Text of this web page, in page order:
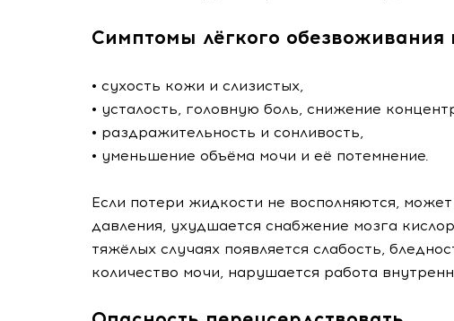
Симптомы лёгкого обезвоживания
• сухость кожи и слизистых,
• усталость, головную боль, снижение
• раздражительность и сонливость,
• уменьшение объёма мочи и её потемнение.
Если потери жидкости не восполняются,
давления, ухудшается снабжение мозга
тяжёлых случаях появляется слабость,
количество мочи, нарушается работа